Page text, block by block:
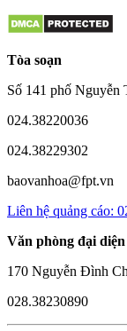
Tòa soạn
Số 141 phố
024.38220036
024.38229302
baovanhoa@fpt.vn
Liên hệ quảng cáo:
Văn phòng đại
170 Nguyễn Đình
028.38230890